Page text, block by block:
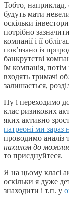
Тобто, наприклад,
будуть мати
оскільки
потрібно
компанії і її
пов’язано із
банкрутстві
їм компанія,
входять тримачі
залишається,
Ну і переходимо
клас ризикових
яких активно
патреоні ми зараз
проводимо аналіз
нахилом до
то приєднуйтеся.
Я на цьому класі
оскільки я дуже
знаходити і т.п. у